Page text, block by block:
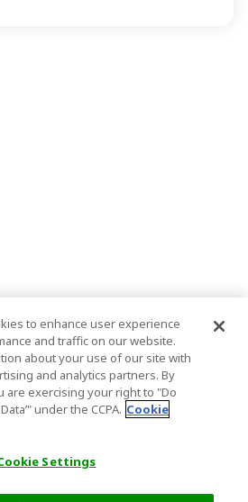
to enhance user experience
and traffic on our website.
about your use of our site with
and analytics partners. By
are exercising your right to "Do
under the CCPA. Cookie
Settings